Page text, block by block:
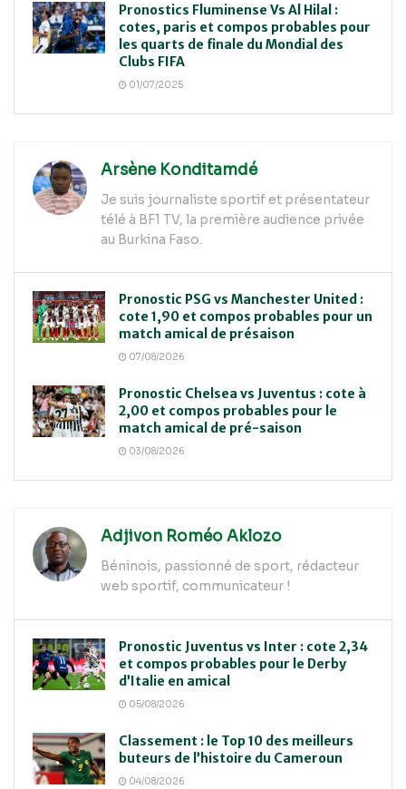
Pronostics Fluminense Vs Al Hilal :
cotes, paris et compos probables pour
les quarts de finale du Mondial des
Clubs FIFA
01/07/2025
Arsène Konditamdé
Je suis journaliste sportif et présentateur
télé à BF1 TV, la première audience privée
au Burkina Faso.
Pronostic PSG vs Manchester United :
cote 1,90 et compos probables pour un
match amical de présaison
07/08/2026
Pronostic Chelsea vs Juventus : cote à
2,00 et compos probables pour le
match amical de pré-saison
03/08/2026
Adjivon Roméo Aklozo
Béninois, passionné de sport, rédacteur
web sportif, communicateur !
Pronostic Juventus vs Inter : cote 2,34
et compos probables pour le Derby
d’Italie en amical
05/08/2026
Classement : le Top 10 des meilleurs
buteurs de l’histoire du Cameroun
04/08/2026